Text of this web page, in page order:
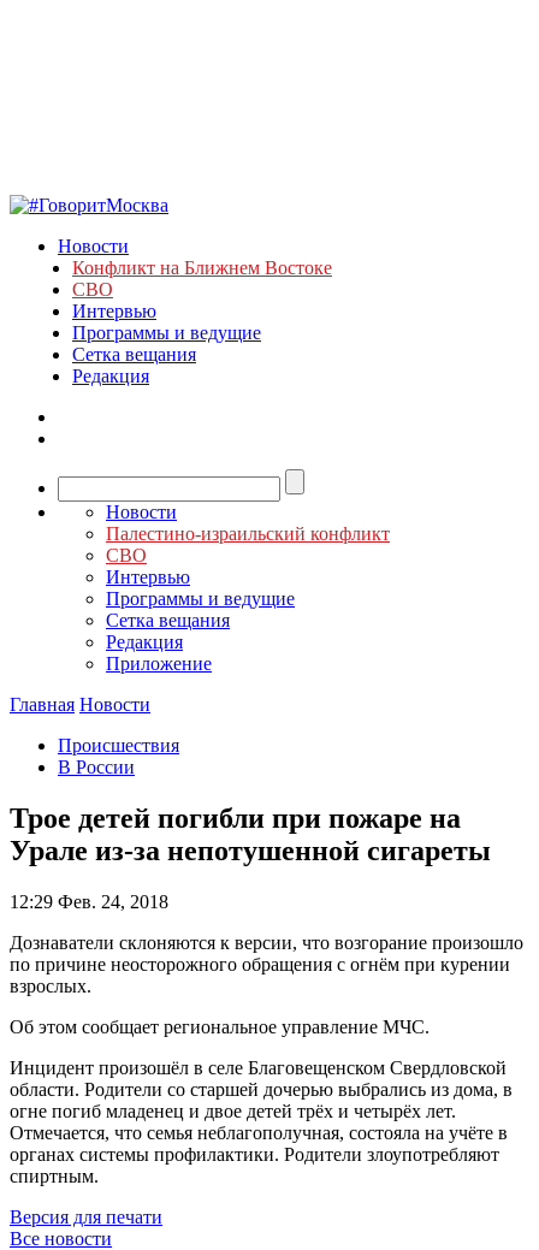
Новости
Конфликт на Ближнем Востоке
СВО
Интервью
Программы и ведущие
Сетка вещания
Редакция
Новости
Палестино-израильский конфликт
СВО
Интервью
Программы и ведущие
Сетка вещания
Редакция
Приложение
Главная Новости
Происшествия
В России
Трое детей погибли при пожаре на
Урале из-за непотушенной сигареты
12:29 Фев. 24, 2018
Дознаватели склоняются к версии, что возгорание произошло
по причине неосторожного обращения с огнём при курении
взрослых.
Об этом сообщает региональное управление МЧС.
Инцидент произошёл в селе Благовещенском Свердловской
области. Родители со старшей дочерью выбрались из дома, в
огне погиб младенец и двое детей трёх и четырёх лет.
Отмечается, что семья неблагополучная, состояла на учёте в
органах системы профилактики. Родители злоупотребляют
спиртным.
Версия для печати
Все новости